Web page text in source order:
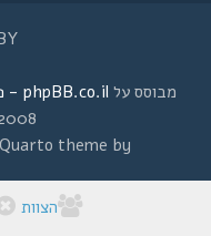
מבוסס עלphpBB.co.il - פורומים בעברית
2008 - phpBB.co.il.
3 Quarto theme by
הצוות